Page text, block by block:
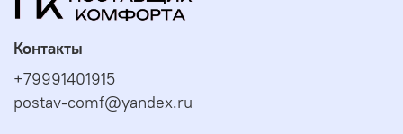
Контакты
+79991401915
postav-comf@yandex.ru